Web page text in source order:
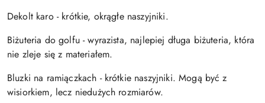
Dekolt karo - krótkie, okrągłe naszyjniki.
Biżuteria do golfu - wyrazista, najlepiej długa biżuteria, która
nie zleje się z materiałem.
Bluzki na ramiączkach - krótkie naszyjniki. Mogą być z
wisiorkiem, lecz niedużych rozmiarów.